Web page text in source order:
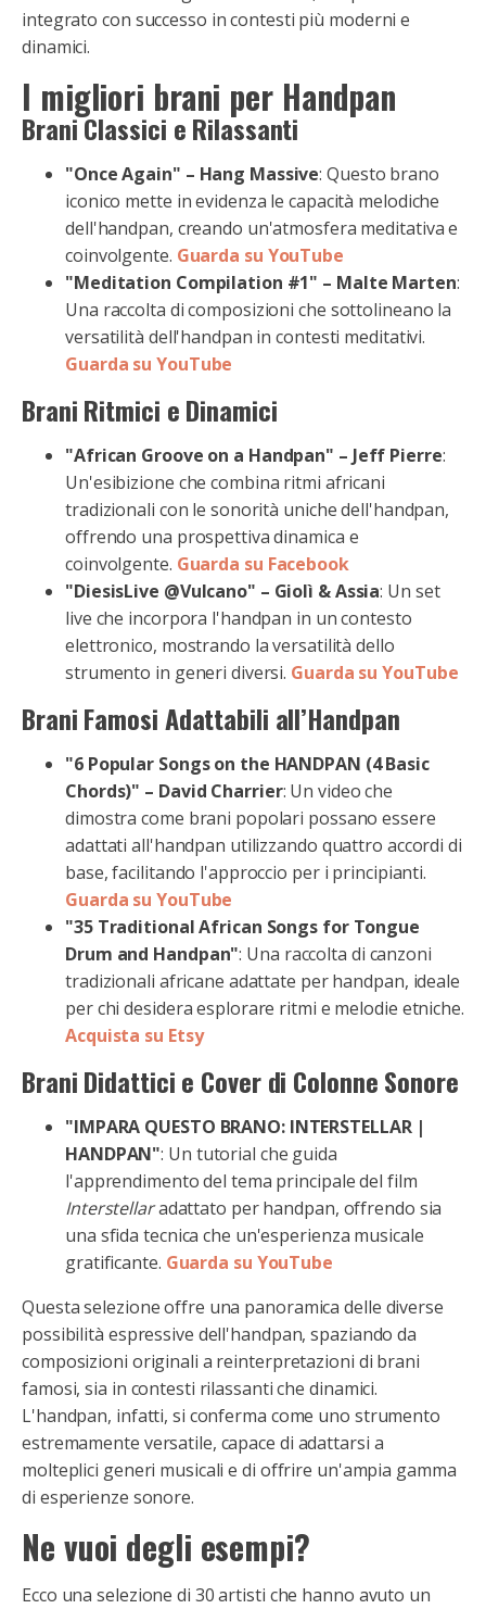
integrato con successo in contesti più moderni e
dinamici.
I migliori brani per Handpan
Brani Classici e Rilassanti
"Once Again" – Hang Massive: Questo brano
iconico mette in evidenza le capacità melodiche
dell'handpan, creando un'atmosfera meditativa e
coinvolgente. Guarda su YouTube
"Meditation Compilation #1" – Malte Marten:
Una raccolta di composizioni che sottolineano la
versatilità dell'handpan in contesti meditativi.
Guarda su YouTube
Brani Ritmici e Dinamici
"African Groove on a Handpan" – Jeff Pierre:
Un'esibizione che combina ritmi africani
tradizionali con le sonorità uniche dell'handpan,
offrendo una prospettiva dinamica e
coinvolgente. Guarda su Facebook
"DiesisLive @Vulcano" – Giolì & Assia: Un set
live che incorpora l'handpan in un contesto
elettronico, mostrando la versatilità dello
strumento in generi diversi. Guarda su YouTube
Brani Famosi Adattabili all’Handpan
"6 Popular Songs on the HANDPAN (4 Basic
Chords)" – David Charrier: Un video che
dimostra come brani popolari possano essere
adattati all'handpan utilizzando quattro accordi di
base, facilitando l'approccio per i principianti.
Guarda su YouTube
"35 Traditional African Songs for Tongue
Drum and Handpan": Una raccolta di canzoni
tradizionali africane adattate per handpan, ideale
per chi desidera esplorare ritmi e melodie etniche.
Acquista su Etsy
Brani Didattici e Cover di Colonne Sonore
"IMPARA QUESTO BRANO: INTERSTELLAR |
HANDPAN": Un tutorial che guida
l'apprendimento del tema principale del film
Interstellaradattato per handpan, offrendo sia
una sfida tecnica che un'esperienza musicale
gratificante. Guarda su YouTube
Questa selezione offre una panoramica delle diverse
possibilità espressive dell'handpan, spaziando da
composizioni originali a reinterpretazioni di brani
famosi, sia in contesti rilassanti che dinamici.
L'handpan, infatti, si conferma come uno strumento
estremamente versatile, capace di adattarsi a
molteplici generi musicali e di offrire un'ampia gamma
di esperienze sonore.
Ne vuoi degli esempi?
Ecco una selezione di 30 artisti che hanno avuto un